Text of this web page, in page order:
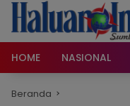
Langsung
konten
HOME
NASIONAL
Beranda